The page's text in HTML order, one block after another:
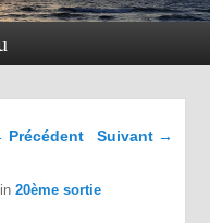
Navigation dans les
Précédent Suivant →
in20ème sortie